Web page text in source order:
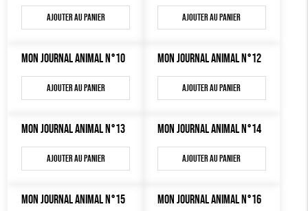
LIVRETS ÉDUCATIFS
CUISINE / NUTRITION
Ajouter au panier Ajouter au panier
MON JOURNAL ANIMAL N°10
Ajouter au panier
MON JOURNAL ANIMAL N°12
Ajouter au panier
MON JOURNAL ANIMAL N°13
Ajouter au panier
MON JOURNAL ANIMAL N°14
Ajouter au panier
MON JOURNAL ANIMAL N°15 MON JOURNAL ANIMAL N°16